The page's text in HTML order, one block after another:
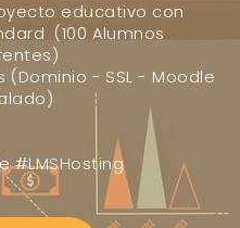
educativo con
(100 Alumnos
(Dominio - SSL - Moodle
#LMSHosting